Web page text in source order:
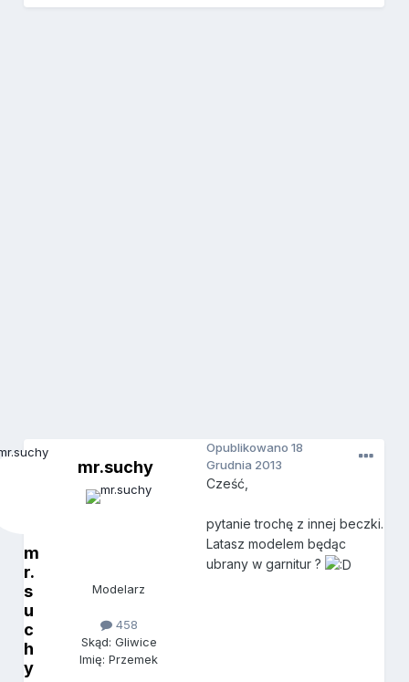
m
r.
s
u
c
h
y
mr.suchy
Modelarz
458
Skąd: Gliwice
Imię: Przemek
Opublikowano18
Grudnia 2013
Cześć,
pytanie trochę z innej beczki.
Latasz modelem będąc
ubrany w garnitur ?